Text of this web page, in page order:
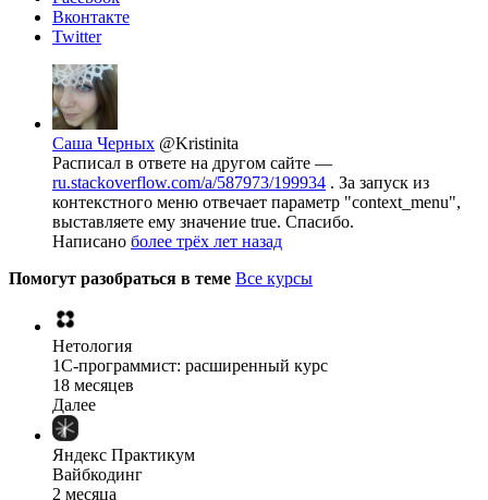
Вконтакте
Twitter
Саша Черных @Kristinita
Расписал в ответе на другом сайте —
ru.stackoverflow.com/a/587973/199934 . За запуск из
контекстного меню отвечает параметр "context_menu",
выставляете ему значение true. Спасибо.
Написано более трёх лет назад
Помогут разобраться в теме Все курсы
Нетология
1C-программист: расширенный курс
18 месяцев
Далее
Яндекс Практикум
Вайбкодинг
2 месяца